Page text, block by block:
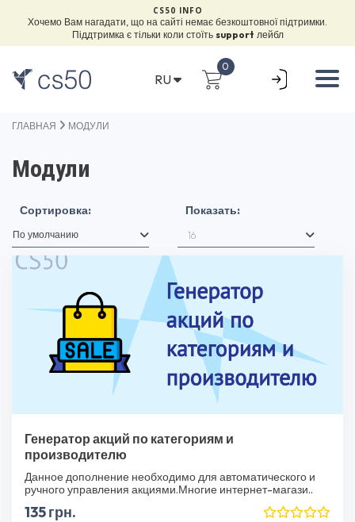
CS50 INFO
Хочемо Вам нагадати, що на сайті немає безкоштовної підтримки.
Піддтримка є тільки коли стоїть support лейбл
RU
0
ГЛАВНАЯ МОДУЛИ
Модули
Сортировка: Показать:
Генератор акций по категориям и
производителю
Данное дополнение необходимо для автоматического и
ручного управления акциями.Многие интернет-магази..
135 грн.